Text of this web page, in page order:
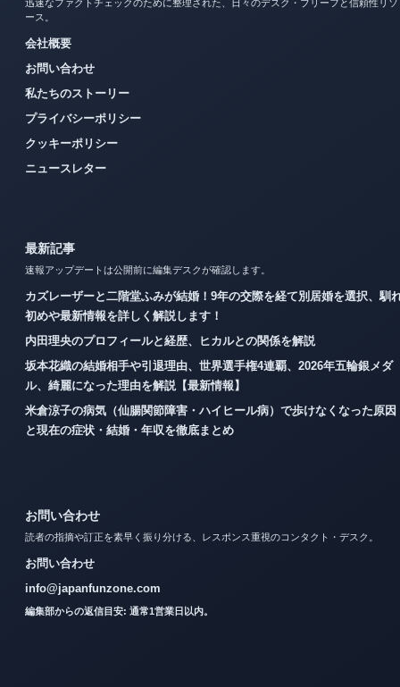
迅速なファクトチェックのために整理された、日々のデスク・ブリーフと信頼性リソ
ース。
会社概要
お問い合わせ
私たちのストーリー
プライバシーポリシー
クッキーポリシー
ニュースレター
最新記事
速報アップデートは公開前に編集デスクが確認します。
カズレーザーと二階堂ふみが結婚！9年の交際を経て別居婚を選択、馴
初めや最新情報を詳しく解説します！
内田理央のプロフィールと経歴、ヒカルとの関係を解説
坂本花織の結婚相手や引退理由、世界選手権4連覇、2026年五輪銀メダ
ル、綺麗になった理由を解説【最新情報】
米倉涼子の病気（仙腸関節障害・ハイヒール病）で歩けなくなった原因
と現在の症状・結婚・年収を徹底まとめ
お問い合わせ
読者の指摘や訂正を素早く振り分ける、レスポンス重視のコンタクト・デスク。
お問い合わせ
info@japanfunzone.com
編集部からの返信目安: 通常1営業日以内。